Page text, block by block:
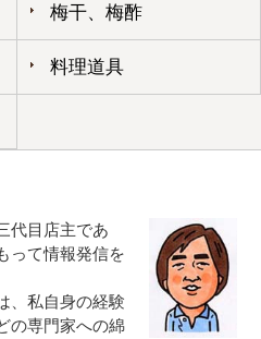
梅干、梅酢
料理道具
代目店主であ
って情報発信を
、私自身の経験
の専門家への綿